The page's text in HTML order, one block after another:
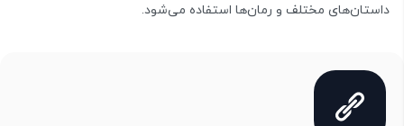
داستان‌های مختلف و رمان‌ها استفاده می‌شود.